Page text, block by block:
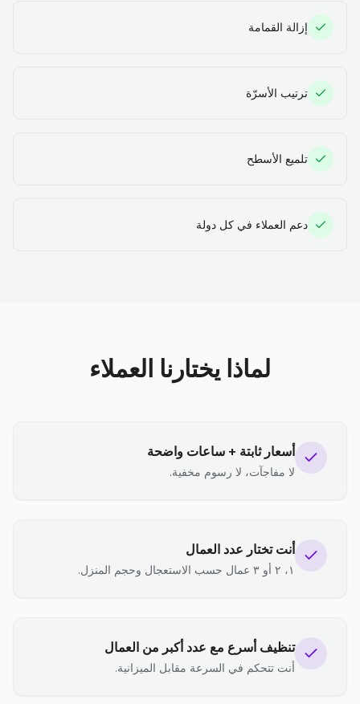
إزالة القمامة
ترتيب الأسرّة
تلميع الأسطح
دعم العملاء في كل دولة
لماذا يختارنا العملاء
أسعار ثابتة + ساعات واضحة
لا مفاجآت، لا رسوم مخفية.
أنت تختار عدد العمال
١، ٢ أو ٣ عمال حسب الاستعجال وحجم المنزل.
تنظيف أسرع مع عدد أكبر من العمال
أنت تتحكم في السرعة مقابل الميزانية.